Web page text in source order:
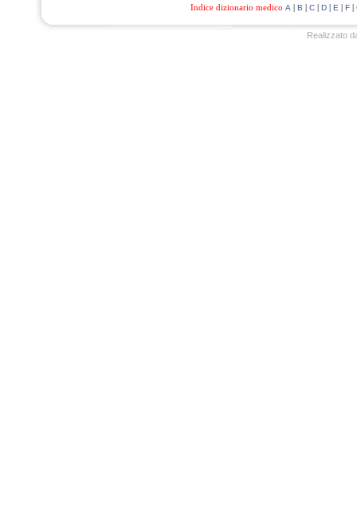
Indice dizionario medico A | B | C| D| E | F|
Realizzato